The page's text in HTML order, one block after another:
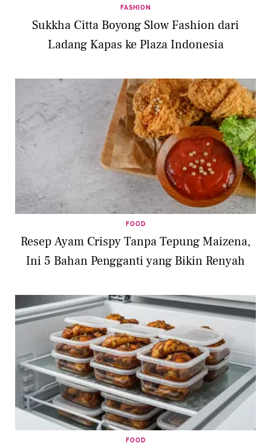
FASHION
Sukkha Citta Boyong Slow Fashion dari
Ladang Kapas ke Plaza Indonesia
FOOD
Resep Ayam Crispy Tanpa Tepung Maizena,
Ini 5 Bahan Pengganti yang Bikin Renyah
FOOD